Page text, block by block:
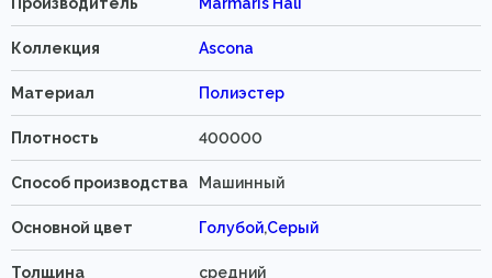
Коллекция Ascona
Материал Полиэстер
Плотность 400000
Способ производства Машинный
Основной цвет Голубой,Серый
Толщина средний